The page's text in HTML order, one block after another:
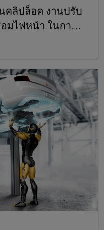
ลิปล็อค งานปรับ
มไฟหน้า ในการ
ฑ์ SikaPower®
ระบบกาวที่ใช้
รับการซ่อมชิ้น
รูปแบบ